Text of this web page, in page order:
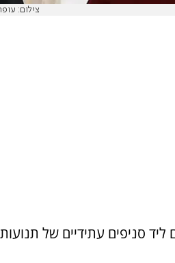
צילום:
סניפים עתידיים של תנועות